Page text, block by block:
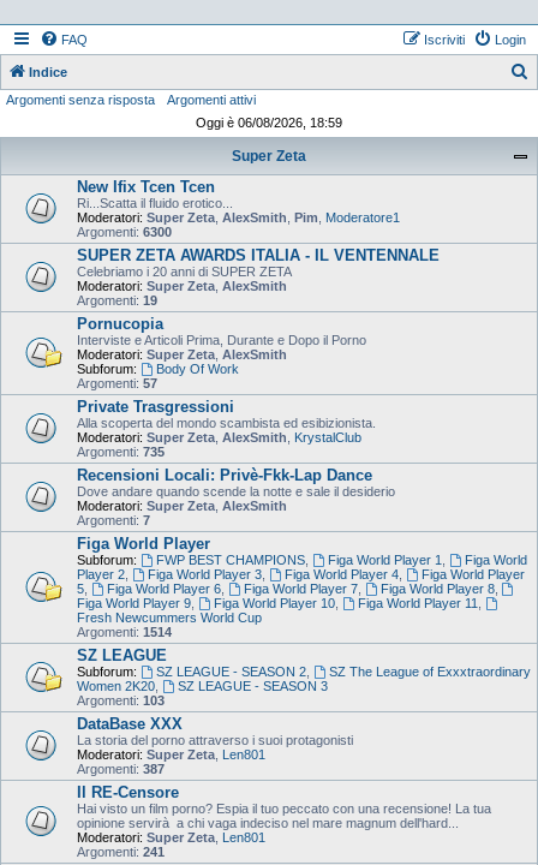
FAQ Login
Iscriviti
Indice
Argomenti senza risposta
Argomenti attivi
Oggi è 06/08/2026, 18:59
Super Zeta
New Ifix Tcen Tcen
Ri...Scatta il fluido erotico...
Moderatori: Super Zeta AlexSmith Pim
Moderatore1
Argomenti: 6300
SUPER ZETA AWARDS ITALIA - IL VENTENNALE
Celebriamo i 20 anni di SUPER ZETA
Moderatori: Super Zeta AlexSmith
Argomenti: 19
Pornucopia
Interviste e Articoli Prima, Durante e Dopo il Porno
Moderatori: Super Zeta AlexSmith
Subforum:
Body Of Work
Argomenti: 57
Private Trasgressioni
Alla scoperta del mondo scambista ed esibizionista.
Moderatori: Super Zeta AlexSmith
KrystalClub
Argomenti: 735
Recensioni Locali: Privè-Fkk-Lap Dance
Dove andare quando scende la notte e sale il desiderio
Moderatori: Super Zeta AlexSmith
Argomenti: 7
Figa World Player
Subforum: FWP BEST CHAMPIONS, Figa World Player 1
Figa World
Player 2
Figa World Player 3, Figa World Player 4,
Figa World Player
5
Figa World Player 6, Figa World Player 7, Figa World Player 8,
Figa World Player 9
Figa World Player 10, Figa World Player 11
Fresh Newcummers World Cup
Argomenti: 1514
SZ LEAGUE
Subforum: SZ LEAGUE - SEASON 2,
SZ The League of Exxxtraordinary
Women 2K20
SZ LEAGUE - SEASON 3
Argomenti: 103
DataBase XXX
La storia del porno attraverso i suoi protagonisti
Moderatori: Super Zeta Len801
Argomenti: 387
Il RE-Censore
Hai visto un film porno? Espia il tuo peccato con una recensione! La tua
opinione servirà a chi vaga indeciso nel mare magnum dell'hard...
Moderatori: Super Zeta Len801
Argomenti: 241